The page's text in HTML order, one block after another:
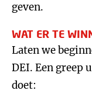
geven.
WAT ER TE
Laten we
DEI. Een greep
doet: